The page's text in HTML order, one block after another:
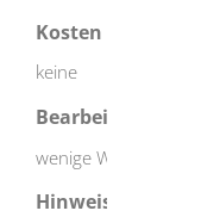
Kosten
keine
Bearbeitungsdauer
wenige Wochen
Hinweise